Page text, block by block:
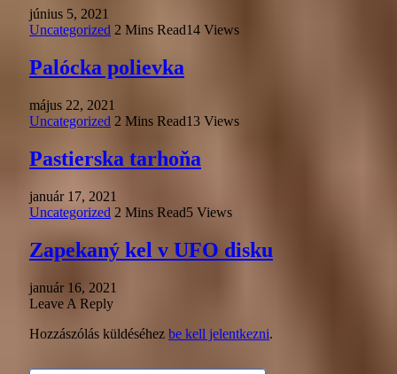
június 5, 2021
Uncategorized 2 Mins Read14 Views
Palócka polievka
május 22, 2021
Uncategorized 2 Mins Read13 Views
Pastierska tarhoňa
január 17, 2021
Uncategorized 2 Mins Read5 Views
Zapekaný kel v UFO disku
január 16, 2021
Leave A Reply
Hozzászólás küldéséhez be kell jelentkezni.